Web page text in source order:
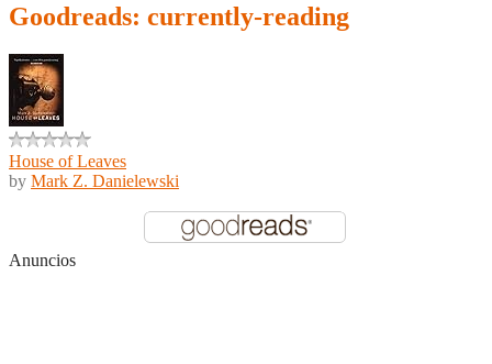
Goodreads: currently-reading
House of Leaves
by Mark Z. Danielewski
Anuncios